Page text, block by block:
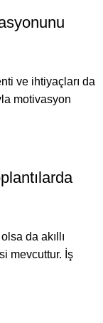
ve ihtiyaçları da
motivasyon
da akıllı
mevcuttur. İş